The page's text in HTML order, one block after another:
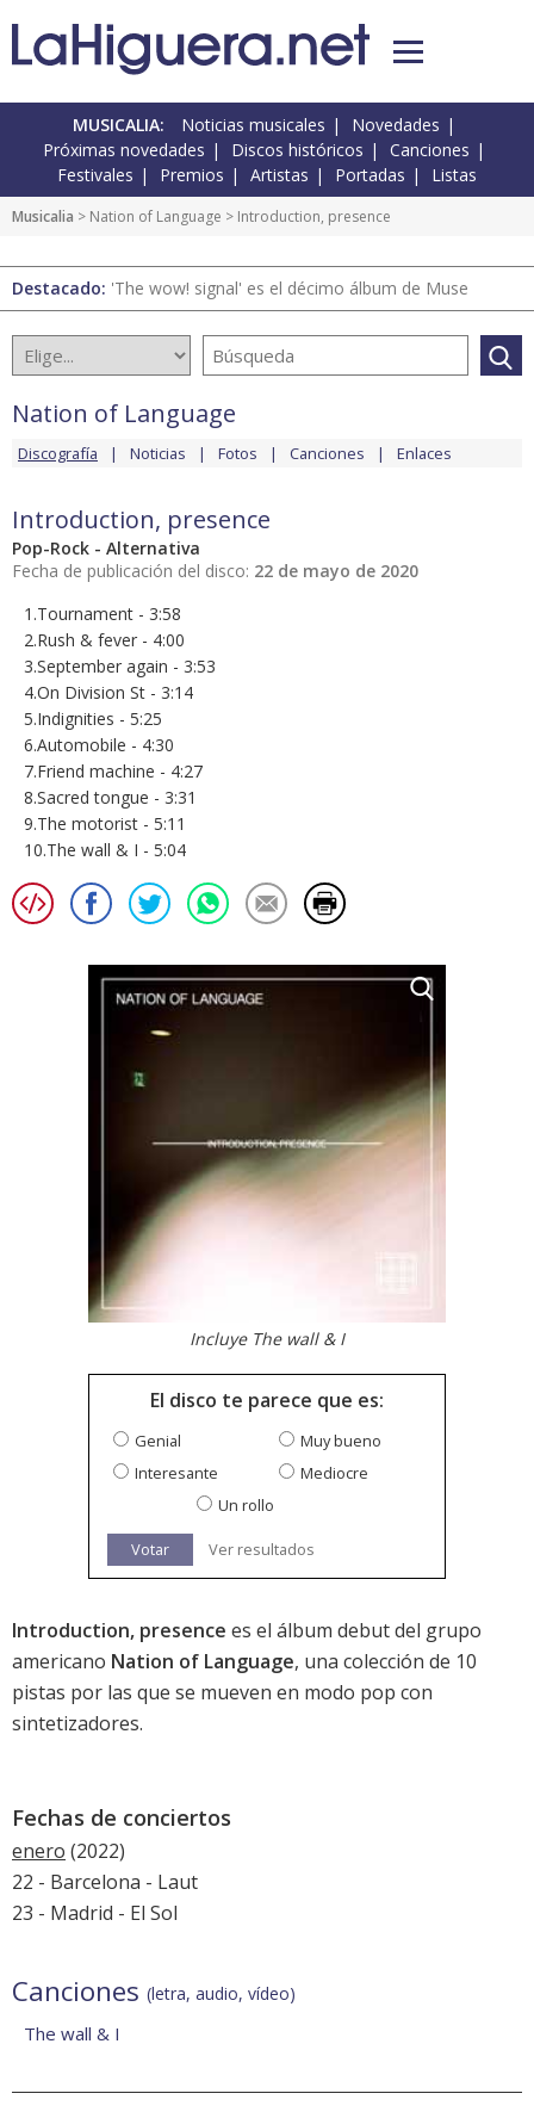
MUSICALIA: Noticias musicales
Novedades
Próximas novedades
Discos históricos
Canciones
Festivales
Premios Artistas Portadas Listas
Musicalia > Nation of Language > Introduction, presence
Destacado: 'The wow! signal' es el décimo álbum de Muse
Nation of Language
Discografía Noticias Fotos Canciones Enlaces
Introduction, presence
Pop-Rock - Alternativa
Fecha de publicación del disco: 22 de mayo de 2020
1.Tournament - 3:58
2.Rush & fever - 4:00
3.September again - 3:53
4.On Division St - 3:14
5.Indignities - 5:25
6.Automobile - 4:30
7.Friend machine - 4:27
8.Sacred tongue - 3:31
9.The motorist - 5:11
10.The wall & I - 5:04
Incluye The wall & I
El disco te parece que es:
Genial
Muy bueno
Interesante
Mediocre
Un rollo
Votar Ver resultados
Introduction, presence es el álbum debut del grupo
americano Nation of Language, una colección de 10
pistas por las que se mueven en modo pop con
sintetizadores.
Fechas de conciertos
enero (2022)
22 - Barcelona - Laut
23 - Madrid - El Sol
Canciones (letra, audio, vídeo)
The wall & I